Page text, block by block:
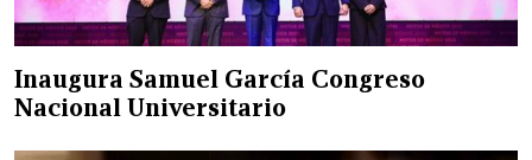
Inaugura Samuel García Congreso
Nacional Universitario